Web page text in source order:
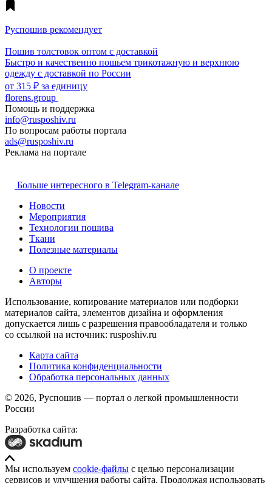
Руспошив рекомендует
Пошив толстовок оптом с доставкой
Быстро и качественно пошьем трикотажную и верхнюю
одежду с доставкой по России
от 315 ₽ за единицу
florens.group
Помощь и поддержка
info@rusposhiv.ru
По вопросам работы портала
ads@rusposhiv.ru
Реклама на портале
Больше интересного в Telegram‑канале
Новости
Мероприятия
Технологии пошива
Ткани
Полезные материалы
О проекте
Авторы
Использование, копирование материалов или подборки
материалов сайта, элементов дизайна и оформления
допускается лишь с разрешения правообладателя и только
со ссылкой на источник: rusposhiv.ru
Карта сайта
Политика конфиденциальности
Обработка персональных данных
© 2026, Руспошив — портал о легкой промышленности
России
Разработка сайта:
Мы используем cookie-файлы с целью персонализации
сервисов и улучшения работы сайта. Продолжая использовать